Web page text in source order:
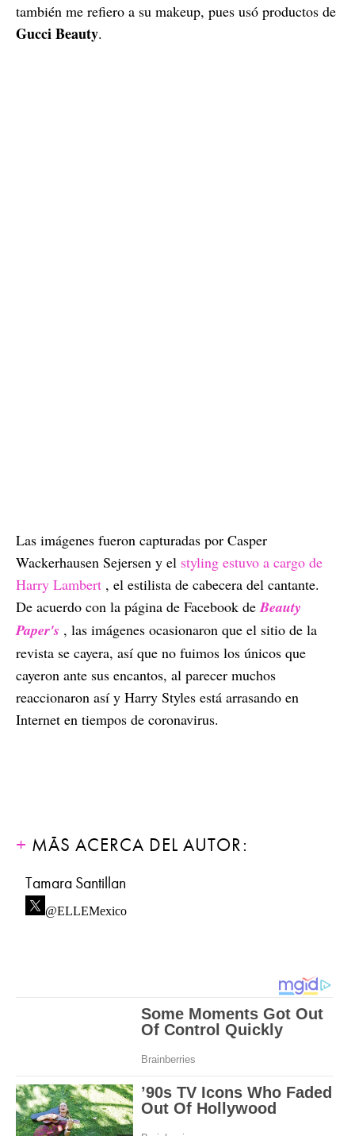
también me refiero a su makeup, pues usó productos de
Gucci Beauty.
Las imágenes fueron capturadas por Casper
Wackerhausen Sejersen y el styling estuvo a cargo de
Harry Lambert , el estilista de cabecera del cantante.
De acuerdo con la página de Facebook de Beauty
Paper's , las imágenes ocasionaron que el sitio de la
revista se cayera, así que no fuimos los únicos que
cayeron ante sus encantos, al parecer muchos
reaccionaron así y Harry Styles está arrasando en
Internet en tiempos de coronavirus.
MÁS ACERCA DEL AUTOR:
Tamara Santillan
@ELLEMexico